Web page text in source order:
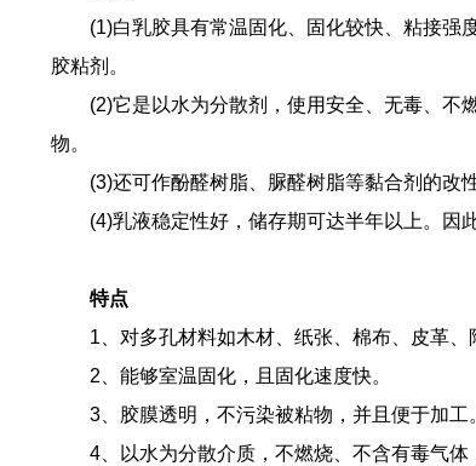
(1)白乳胶具有常温固化、固化较快、粘接强度
胶粘剂。
(2)它是以水为分散剂，使用安全、无毒、不燃
物。
(3)还可作酚醛树脂、脲醛树脂等黏合剂的改性
(4)乳液稳定性好，储存期可达半年以上。因此
特点
1、对多孔材料如木材、纸张、棉布、皮革、
2、能够室温固化，且固化速度快。
3、胶膜透明，不污染被粘物，并且便于加工
4、以水为分散介质，不燃烧、不含有毒气体